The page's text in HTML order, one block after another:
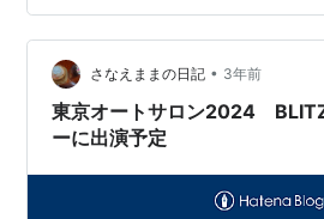
しょこれわwww
さなえままの日記 • 3年前
東京オートサロン2024
ーに出演予定